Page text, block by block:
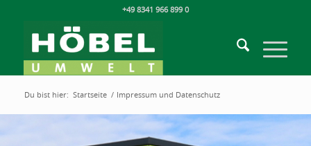
+49 8341 966 899 0
Du bist hier: Startseite / Impressum und Datenschutz